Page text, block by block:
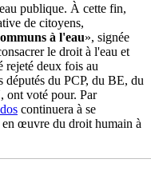
publique. À cette fin,
de citoyens,
à l'eau», signée
le droit à l'eau et
rejeté deux fois au
députés du PCP, du BE, du
ont voté pour. Par
continuera à se
en œuvre du droit humain à